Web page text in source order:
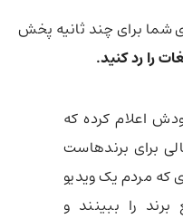
شما برای چند ثانیه پخش
را رد کنید.
اعلام کرده که
برای برندهاست
که مردم یک ویدیو
را ببینند و